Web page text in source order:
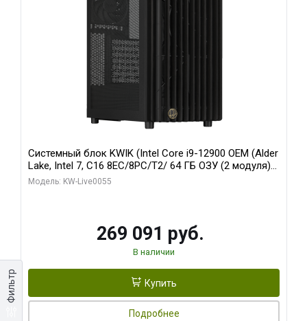
Фильтр
Системный блок KWIK (Intel Core i9-12900 OEM (Alder
Lake, Intel 7, C16 8EC/8PC/T2/ 64 ГБ ОЗУ (2 модуля)/
MSI RTX5080 SHADOW 3X OC 16GB GDDR7 256bit 3xDP
Модель: KW-Live0055
269 091 руб.
В наличии
Купить
Подробнее